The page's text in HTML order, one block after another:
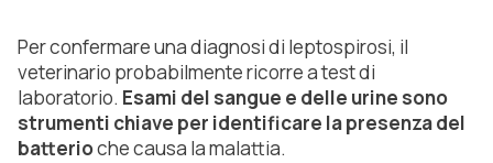
Per confermare una diagnosi di leptospirosi, il
veterinario probabilmente ricorre a test di
laboratorio. Esami del sangue e delle urine sono
strumenti chiave per identificare la presenza del
batterioche causa la malattia.